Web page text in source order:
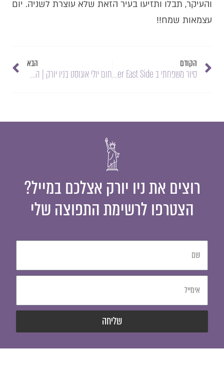
והעיקר, תבלו ותזיעו בעיר הזאת שלא עוצרת לשניה. יום
עצמאות שמח!!
הקודם
סיור משפחתי ב Lower East Side ו סיור בנות באיזור TriBeCa וSoHo
הבא
חום יולי אוגוסט בניו יורק | המלצות קייציות ומיוחדות בחודשיים הקרובים
רוצים את ניו יורק אצלכם במייל?
הצטרפו לרשימת התפוצה שלי
שליחה